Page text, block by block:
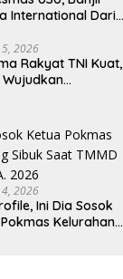
International Dari
5, 2026
Rakyat TNI Kuat,
Wujudkan
Nasional di
4, 2026
Ini Dia Sosok
Kelurahan